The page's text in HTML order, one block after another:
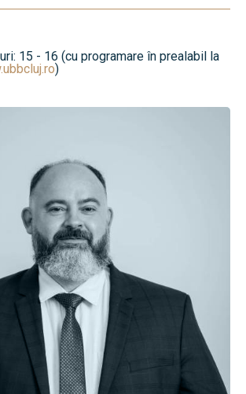
15 - 16 (cu programare în prealabil la
)